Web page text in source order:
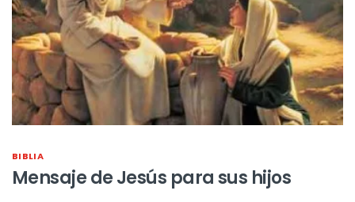
BIBLIA
Mensaje de Jesús para sus hijos